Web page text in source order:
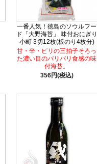
一番人気！徳島のソウルフー
ド「大野海苔」 味付おにぎり
小町 3切12枚(板のり4枚分)
甘・辛・ピリの三拍子そろっ
た濃い目のパリパリ食感の味
付海苔。
356円(税込)